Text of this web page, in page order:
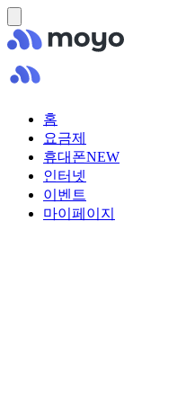
홈
요금제
휴대폰NEW
인터넷
이벤트
마이페이지